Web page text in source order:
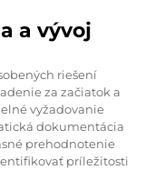
a vývoj
riešení
za začiatok a
vyžadovanie
dokumentácia
prehodnotenie
príležitosti